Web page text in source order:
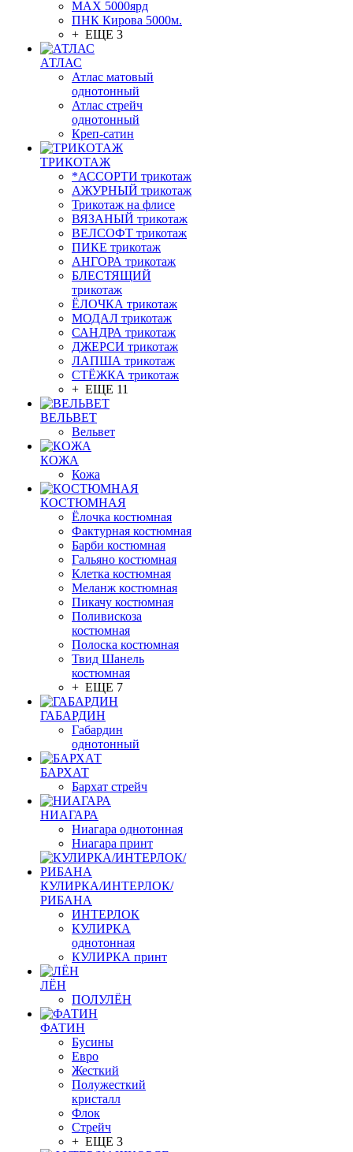
МАХ 5000ярд
ПНК Кирова 5000м.
+ ЕЩЕ 3
АТЛАС
Атлас матовый
однотонный
Атлас стрейч
однотонный
Креп-сатин
ТРИКОТАЖ
*АССОРТИ трикотаж
АЖУРНЫЙ трикотаж
Трикотаж на флисе
ВЯЗАНЫЙ трикотаж
ВЕЛСОФТ трикотаж
ПИКЕ трикотаж
АНГОРА трикотаж
БЛЕСТЯЩИЙ
трикотаж
ЁЛОЧКА трикотаж
МОДАЛ трикотаж
САНДРА трикотаж
ДЖЕРСИ трикотаж
ЛАПША трикотаж
СТЁЖКА трикотаж
+ ЕЩЕ 11
ВЕЛЬВЕТ
Вельвет
КОЖА
Кожа
КОСТЮМНАЯ
Ёлочка костюмная
Фактурная костюмная
Барби костюмная
Гальяно костюмная
Клетка костюмная
Меланж костюмная
Пикачу костюмная
Поливискоза
костюмная
Полоска костюмная
Твид Шанель
костюмная
+ ЕЩЕ 7
ГАБАРДИН
Габардин
однотонный
БАРХАТ
Бархат стрейч
НИАГАРА
Ниагара однотонная
Ниагара принт
КУЛИРКА/ИНТЕРЛОК/
РИБАНА
ИНТЕРЛОК
КУЛИРКА
однотонная
КУЛИРКА принт
ЛЁН
ПОЛУЛЁН
ФАТИН
Бусины
Евро
Жесткий
Полужесткий
кристалл
Флок
Стрейч
+ ЕЩЕ 3